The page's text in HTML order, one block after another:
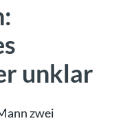
unklar
zwei